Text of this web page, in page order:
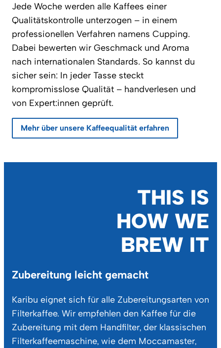
Jede Woche werden alle Kaffees einer
Qualitätskontrolle unterzogen – in einem
professionellen Verfahren namens Cupping.
Dabei bewerten wir Geschmack und Aroma
nach internationalen Standards. So kannst du
sicher sein: In jeder Tasse steckt
kompromisslose Qualität – handverlesen und
von Expert:innen geprüft.
Mehr über unsere Kaffeequalität erfahren
Zubereitung leicht gemacht
Karibu eignet sich für alle Zubereitungsarten von
Filterkaffee. Wir empfehlen den Kaffee für die
Zubereitung mit dem Handfilter, der klassischen
Filterkaffeemaschine, wie dem Moccamaster,
THIS IS
HOW WE
BREW IT